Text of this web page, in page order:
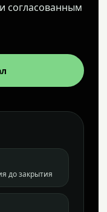
согласованным
до закрытия